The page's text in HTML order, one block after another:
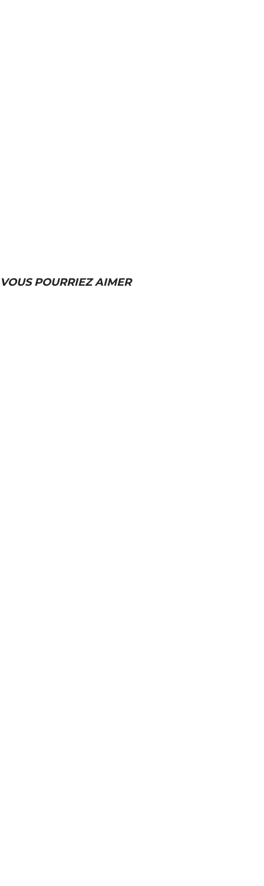
VOUS POURRIEZ AIMER